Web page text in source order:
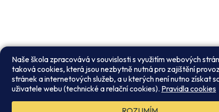
Naše škola zpracovává v souvislosti s využitím webových
taková cookies, která jsou nezbytně nutná pro zajištění
stránek a internetových služeb, a u kterých není nutno získat
uživatele webu (technické a relační cookies). Pravidla cookies